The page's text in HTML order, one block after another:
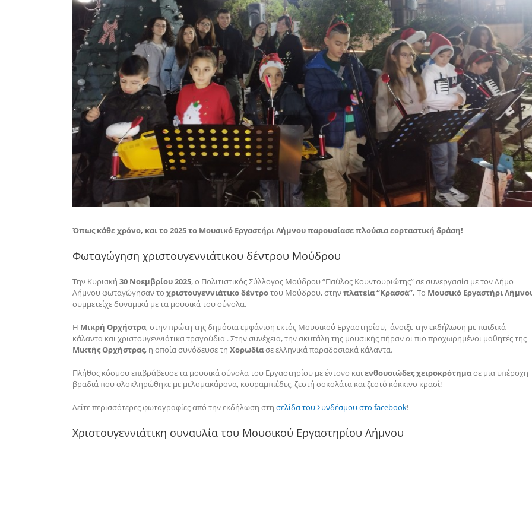
Όπως κάθε χρόνο, και το 2025 το Μουσικό Εργαστήρι Λήμνου παρουσίασε πλούσια εορταστική δράση!
Φωταγώγηση χριστουγεννιάτικου δέντρου Μούδρου
Την Κυριακή 30 Νοεμβρίου 2025, ο Πολιτιστικός Σύλλογος Μούδρου “Παύλος Κουντουριώτης” σε συνεργασία με τον Δήμο
Λήμνου φωταγώγησαν το χριστουγεννιάτικο δέντροτου Μούδρου, στηνπλατεία “Κρασσά”. Το Μουσικό Εργαστήρι
συμμετείχε δυναμικά με τα μουσικά του σύνολα.
Η Μικρή Ορχήστρα, στην πρώτη της δημόσια εμφάνιση εκτός Μουσικού Εργαστηρίου, άνοιξε την εκδήλωση με παιδικά
κάλαντα και χριστουγεννιάτικα τραγούδια . Στην συνέχεια, την σκυτάλη της μουσικής πήραν οι πιο προχωρημένοι μαθητές της
Μικτής Ορχήστρας, η οποία συνόδευσε τη Χορωδίασε ελληνικά παραδοσιακά κάλαντα.
Πλήθος κόσμου επιβράβευσε τα μουσικά σύνολα του Εργαστηρίου με έντονο και ενθουσιώδες χειροκρότημασε μια υπέροχη
βραδιά που ολοκληρώθηκε με μελομακάρονα, κουραμπιέδες, ζεστή σοκολάτα και ζεστό κόκκινο κρασί!
Δείτε περισσότερες φωτογραφίες από την εκδήλωση στη σελίδα του Συνδέσμου στο facebook!
Xριστουγεννιάτικη συναυλία του Μουσικού Εργαστηρίου Λήμνου